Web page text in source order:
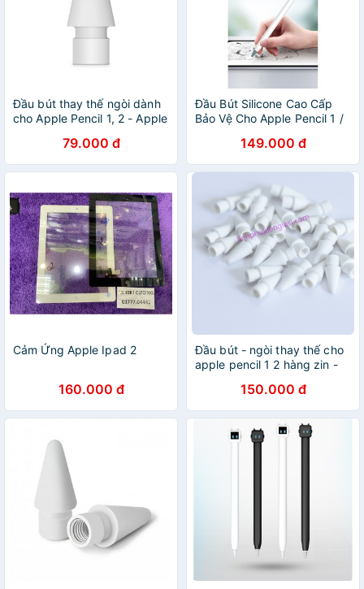
Đầu bút thay thế ngòi dành
cho Apple Pencil 1, 2 - Apple
79.000 đ
Đầu Bút Silicone Cao Cấp
Bảo Vệ Cho Apple Pencil 1 /
149.000 đ
Cảm Ứng Apple Ipad 2
160.000 đ
Đầu bút - ngòi thay thế cho
apple pencil 1 2 hàng zin -
150.000 đ